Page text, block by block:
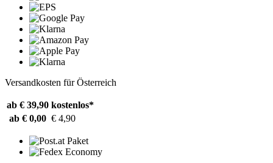
Versandkosten für Österreich
ab € 39,90 kostenlos*
ab € 0,00 € 4,90